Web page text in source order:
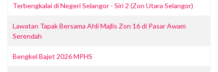
Terbengkalai di Negeri Selangor - Siri 2 (Zon Utara Selangor)
Lawatan Tapak Bersama Ahli Majlis Zon 16 di Pasar Awam
Serendah
Bengkel Bajet 2026 MPHS